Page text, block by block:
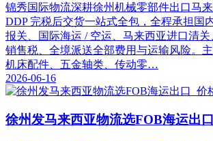
锦秀国际物流深耕徐州机械零部件出口马来
DDP 完税后交货一站式全包，全程承担国
报关、国际海运 / 空运、马来西亚进口清关
销售税、全境派送全部费用与运输风险。主
机床配件、五金轴类、传动零…
2026-06-16
徐州发马来西亚物流选FOB海运出